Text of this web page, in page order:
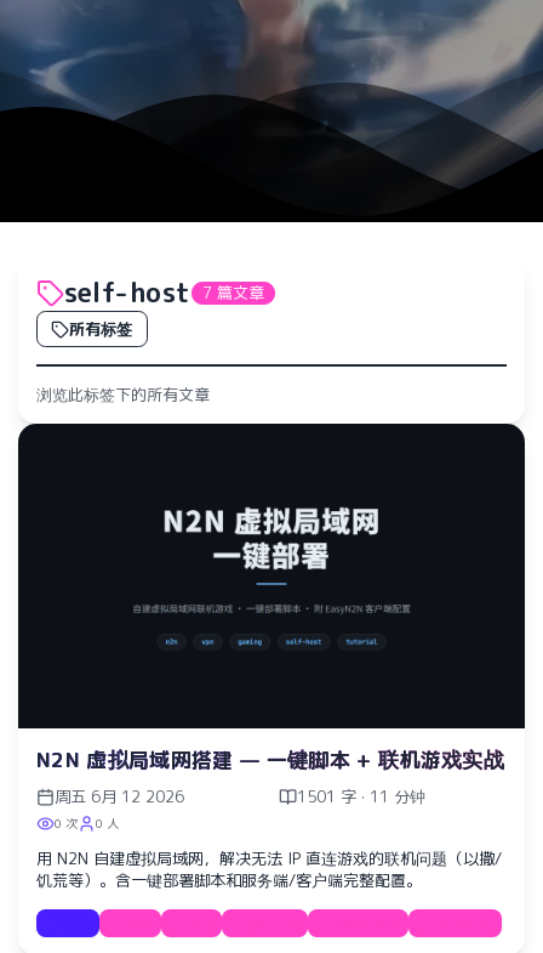
self-host
7 篇文章
所有标签
浏览此标签下的所有文章
N2N 虚拟局域网搭建 — 一键脚本 + 联机游戏实战
周五 6月 12 2026 1501 字 · 11 分钟
0 次 0 人
用 N2N 自建虚拟局域网，解决无法 IP 直连游戏的联机问题（以撒/
饥荒等）。含一键部署脚本和服务端/客户端完整配置。